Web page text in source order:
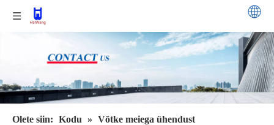
Olete siin: Kodu » Võtke meiega ühendust